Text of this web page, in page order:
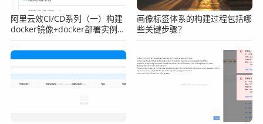
阿里云效CI/CD系列（一）构建
docker镜像+docker部署实例的
项目案例
画像标签体系的构建过程包括哪
些关键步骤？